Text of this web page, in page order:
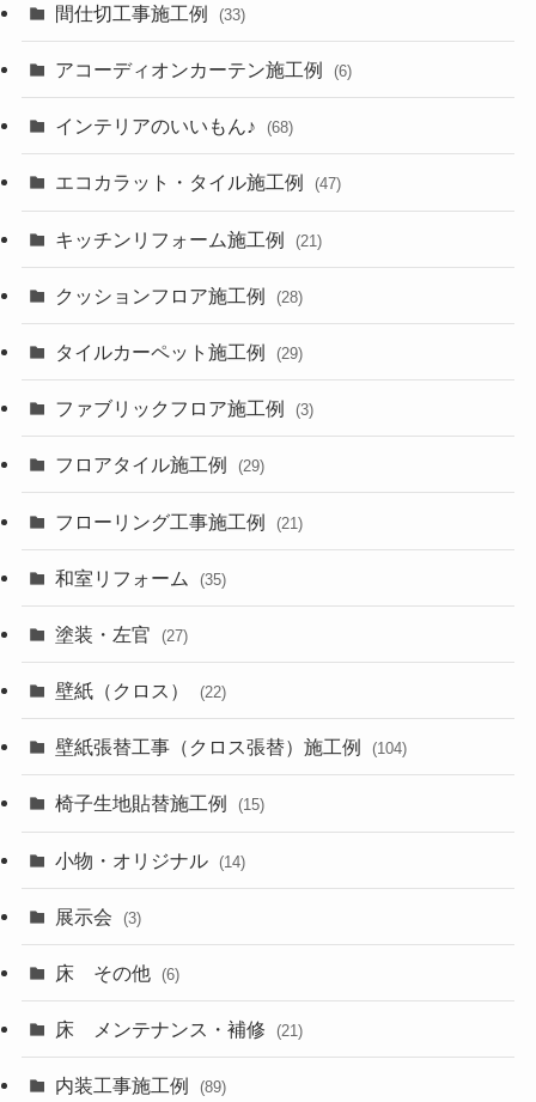
間仕切工事施工例 (33)
アコーディオンカーテン施工例 (6)
インテリアのいいもん♪ (68)
エコカラット・タイル施工例 (47)
キッチンリフォーム施工例 (21)
クッションフロア施工例 (28)
タイルカーペット施工例 (29)
ファブリックフロア施工例 (3)
フロアタイル施工例 (29)
フローリング工事施工例 (21)
和室リフォーム (35)
塗装・左官 (27)
壁紙（クロス） (22)
壁紙張替工事（クロス張替）施工例 (104)
椅子生地貼替施工例 (15)
小物・オリジナル (14)
展示会 (3)
床 その他 (6)
床 メンテナンス・補修 (21)
内装工事施工例 (89)